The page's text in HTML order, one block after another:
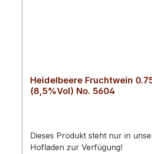
Heidelbeere Fruchtwein
(8,5%Vol) No. 5604
Dieses Produkt steht nur in
Hofladen zur Verfügung!